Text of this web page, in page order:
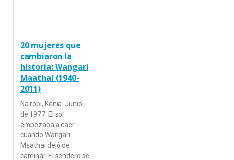
20 mujeres que
cambiaron la
historia: Wangari
Maathai (1940-
2011)
Nairobi, Kenia. Junio
de 1977. El sol
empezaba a caer
cuando Wangari
Maathai dejó de
caminar. El sendero se